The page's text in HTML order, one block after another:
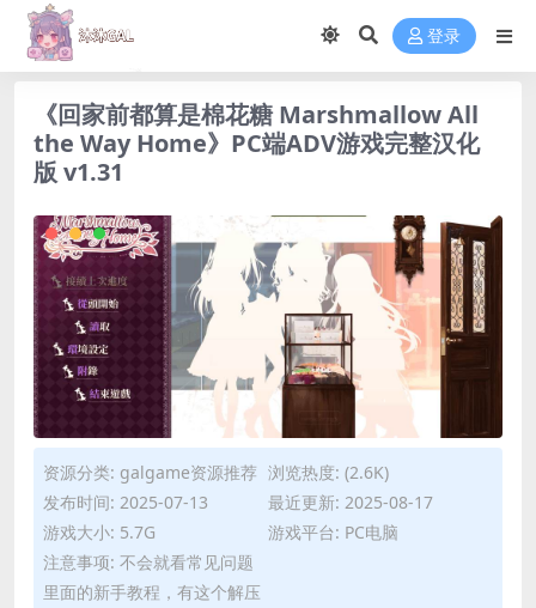
登录
《回家前都算是棉花糖 Marshmallow All
the Way Home》PC端ADV游戏完整汉化
版 v1.31
资源分类: galgame资源推荐 浏览热度: (2.6K)
发布时间: 2025-07-13
最近更新: 2025-08-17
游戏大小: 5.7G
游戏平台: PC电脑
注意事项: 不会就看常见问题
里面的新手教程，有这个解压